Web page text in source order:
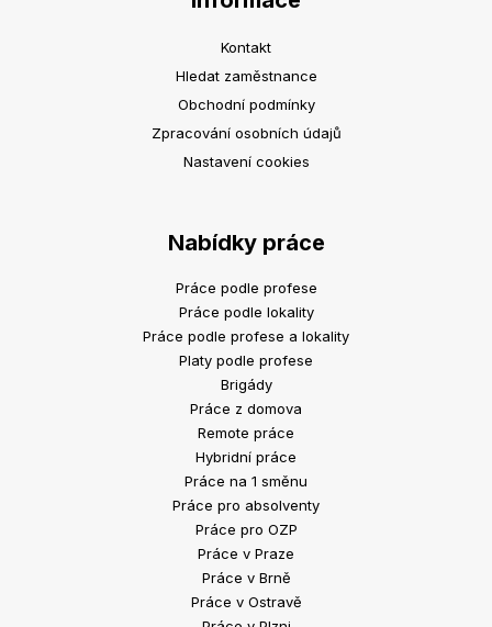
Kontakt
Hledat zaměstnance
Obchodní podmínky
Zpracování osobních údajů
Nastavení cookies
Nabídky práce
Práce podle profese
Práce podle lokality
Práce podle profese a lokality
Platy podle profese
Brigády
Práce z domova
Remote práce
Hybridní práce
Práce na 1 směnu
Práce pro absolventy
Práce pro OZP
Práce v Praze
Práce v Brně
Práce v Ostravě